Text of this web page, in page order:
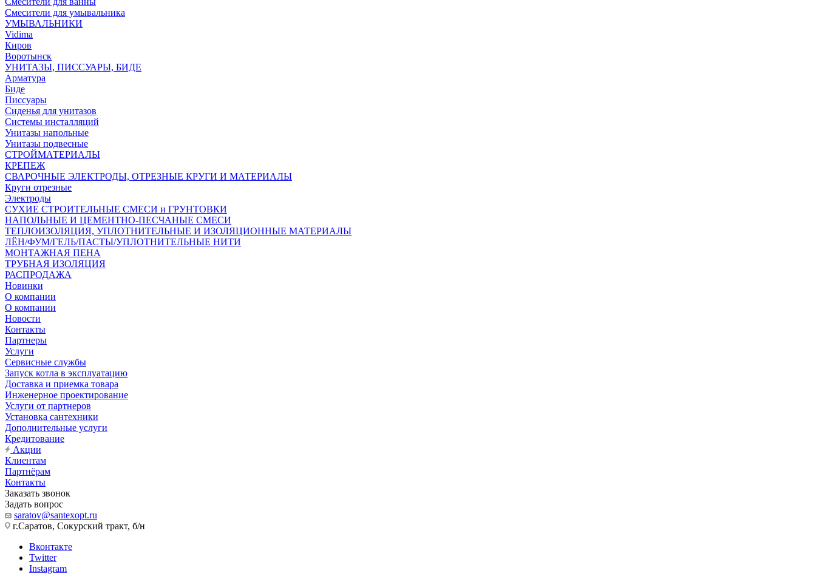
Смесители для умывальника
УМЫВАЛЬНИКИ
Vidima
Киров
Воротынск
УНИТАЗЫ, ПИССУАРЫ, БИДЕ
Арматура
Биде
Писсуары
Сиденья для унитазов
Системы инсталляций
Унитазы напольные
Унитазы подвесные
СТРОЙМАТЕРИАЛЫ
КРЕПЕЖ
СВАРОЧНЫЕ ЭЛЕКТРОДЫ, ОТРЕЗНЫЕ КРУГИ И МАТЕРИАЛЫ
Круги отрезные
Электроды
СУХИЕ СТРОИТЕЛЬНЫЕ СМЕСИ и ГРУНТОВКИ
НАПОЛЬНЫЕ И ЦЕМЕНТНО-ПЕСЧАНЫЕ СМЕСИ
ТЕПЛОИЗОЛЯЦИЯ, УПЛОТНИТЕЛЬНЫЕ И ИЗОЛЯЦИОННЫЕ МАТЕРИАЛЫ
ЛЁН/ФУМ/ГЕЛЬ/ПАСТЫ/УПЛОТНИТЕЛЬНЫЕ НИТИ
МОНТАЖНАЯ ПЕНА
ТРУБНАЯ ИЗОЛЯЦИЯ
РАСПРОДАЖА
Новинки
О компании
О компании
Новости
Контакты
Партнеры
Услуги
Сервисные службы
Запуск котла в эксплуатацию
Доставка и приемка товара
Инженерное проектирование
Услуги от партнеров
Установка сантехники
Дополнительные услуги
Кредитование
Акции
Клиентам
Партнёрам
Контакты
Заказать звонок
Задать вопрос
saratov@santexopt.ru
г.Саратов, Сокурский тракт, б/н
Вконтакте
Twitter
Instagram